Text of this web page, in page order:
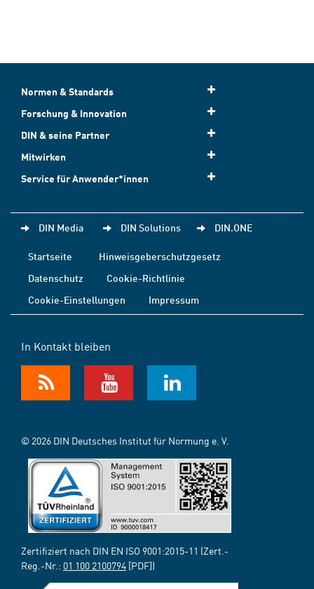
Normen & Standards
Forschung & Innovation
DIN & seine Partner
Mitwirken
Service für Anwender*innen
DIN Media DIN Solutions DIN.ONE
Startseite
Hinweisgeberschutzgesetz
Datenschutz
Cookie-Richtlinie
Cookie-Einstellungen
Impressum
In Kontakt bleiben
© 2026 DIN Deutsches Institut für Normung e. V.
Zertifiziert nach DIN EN ISO 9001:2015-11 (Zert.-
Reg.-Nr.: 01 100 2100794 [PDF])